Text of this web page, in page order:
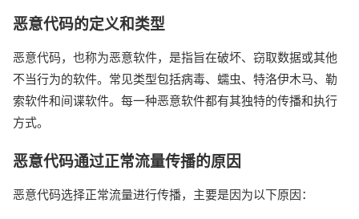
恶意代码的定义和类型
恶意代码，也称为恶意软件，是指旨在破坏、窃取数据或其他
不当行为的软件。常见类型包括病毒、蠕虫、特洛伊木马、勒
索软件和间谍软件。每一种恶意软件都有其独特的传播和执行
方式。
恶意代码通过正常流量传播的原因
恶意代码选择正常流量进行传播，主要是因为以下原因：